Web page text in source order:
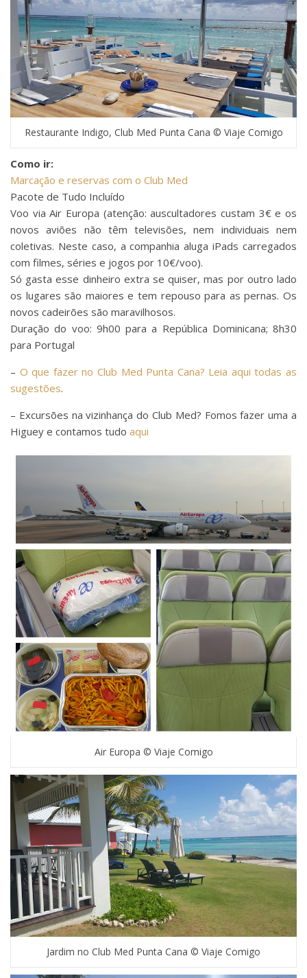
Restaurante Indigo, Club Med Punta Cana © Viaje Comigo
Como ir:
Marcação e reservas com o Club Med
Pacote de Tudo Incluído
Voo via Air Europa (atenção: auscultadores custam 3€ e os
novos aviões não têm televisões, nem individuais nem
coletivas. Neste caso, a companhia aluga iPads carregados
com filmes, séries e jogos por 10€/voo).
Só gasta esse dinheiro extra se quiser, mas por outro lado
os lugares são maiores e tem repouso para as pernas. Os
novos cadeirões são maravilhosos.
Duração do voo: 9h00 para a República Dominicana; 8h30
para Portugal
– O que fazer no Club Med Punta Cana? Leia aqui todas as
sugestões.
– Excursões na vizinhança do Club Med? Fomos fazer uma a
Higuey e contamos tudo aqui
Air Europa © Viaje Comigo
Jardim no Club Med Punta Cana © Viaje Comigo